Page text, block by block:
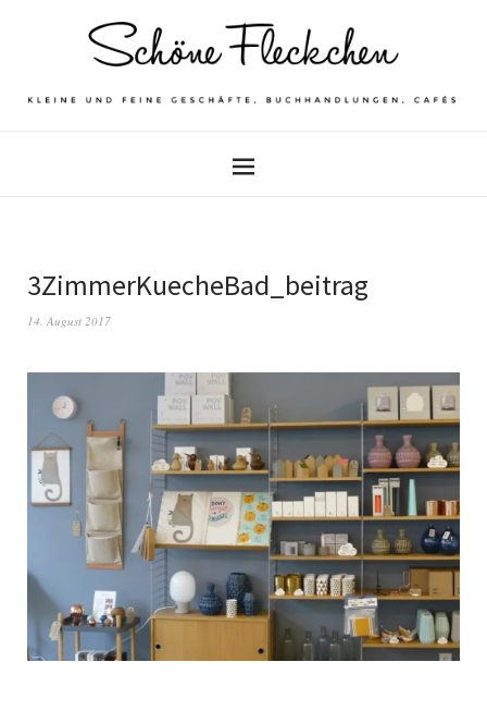
3ZimmerKuecheBad_beitrag
14. August 2017